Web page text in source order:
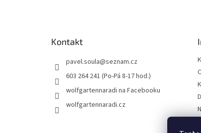
Kontakt
pavel.soula@seznam.cz
603 264 241 (Po-Pá 8-17 hod.)
wolfgartennaradi na Facebooku
wolfgartennaradi.cz